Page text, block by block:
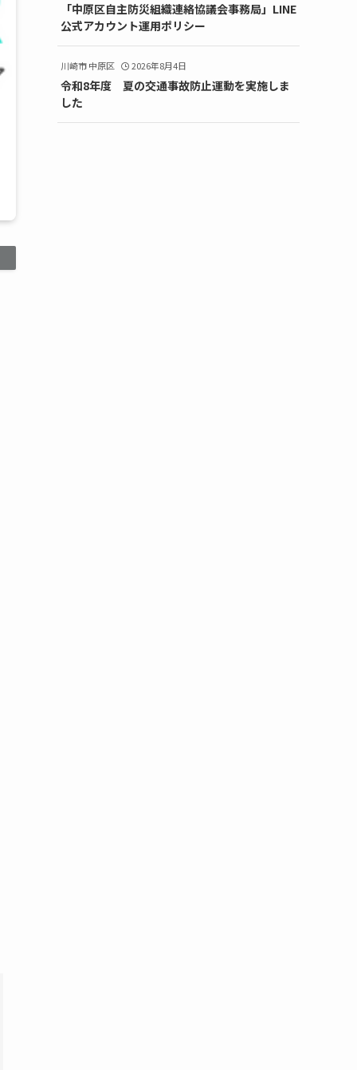
「中原区自主防災組織連絡協議会事務局」LINE
公式アカウント運用ポリシー
川崎市 中原区 2026年8月4日
令和8年度 夏の交通事故防止運動を実施しま
した